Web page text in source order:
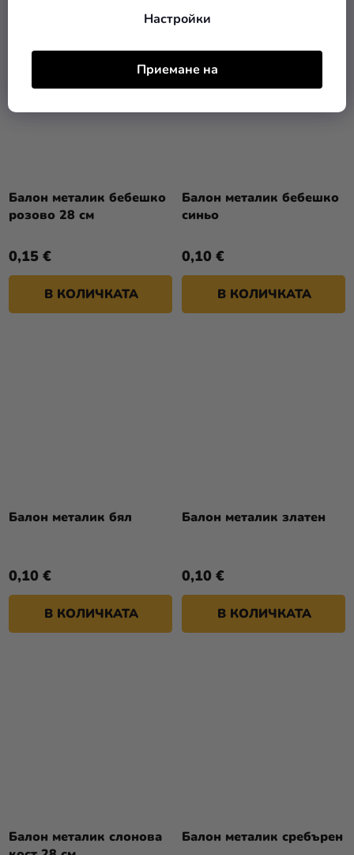
Настройки
Приемане на
Балон металик бебешко
розово 28 см
0,15 €
В КОЛИЧКАТА
Балон металик бебешко
синьо
0,10 €
В КОЛИЧКАТА
Балон металик бял
0,10 €
В КОЛИЧКАТА
Балон металик златен
0,10 €
В КОЛИЧКАТА
Балон металик слонова
Балон металик сребърен